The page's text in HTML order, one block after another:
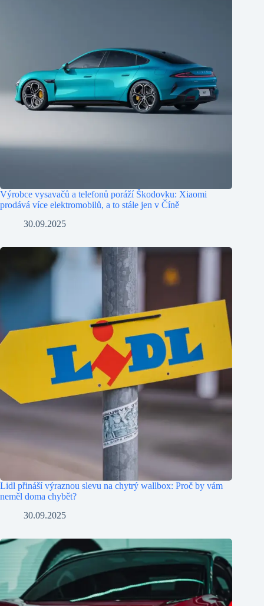
Výrobce vysavačů a telefonů poráží Škodovku: Xiaomi
prodává více elektromobilů, a to stále jen v Číně
30.09.2025
Lidl přináší výraznou slevu na chytrý wallbox: Proč by vám
neměl doma chybět?
30.09.2025